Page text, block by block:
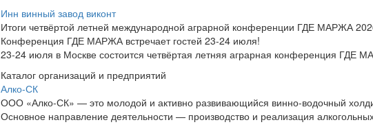
Инн винный завод виконт
Итоги четвёртой летней международной аграрной конференции ГДЕ МАРЖА
Конференция ГДЕ МАРЖА встречает гостей 23-24 июля!
23-24 июля в Москве состоится четвёртая летняя аграрная конференция ГДЕ
Каталог организаций и предприятий
Алко-СК
ООО «Алко-СК» — это молодой и активно развивающийся винно-водочный
Основное направление деятельности — производство и реализация